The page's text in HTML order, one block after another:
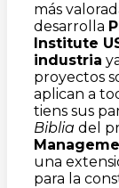
más
desarrolla
Institute
industria
proyectos
aplican a
tiens sus
Biblia del
una
para la